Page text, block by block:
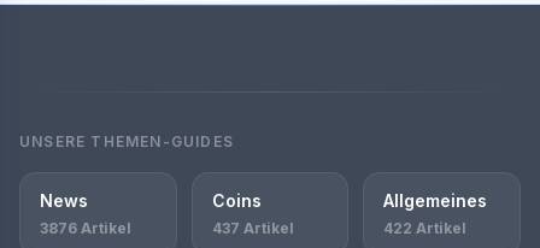
UNSERE THEMEN-GUIDES
News
3876 Artikel
Coins
437 Artikel
Allgemeines
422 Artikel